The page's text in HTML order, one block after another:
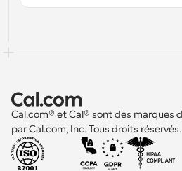
Cal.com® et Cal® sont des marques
par Cal.com, Inc. Tous droits réservés.